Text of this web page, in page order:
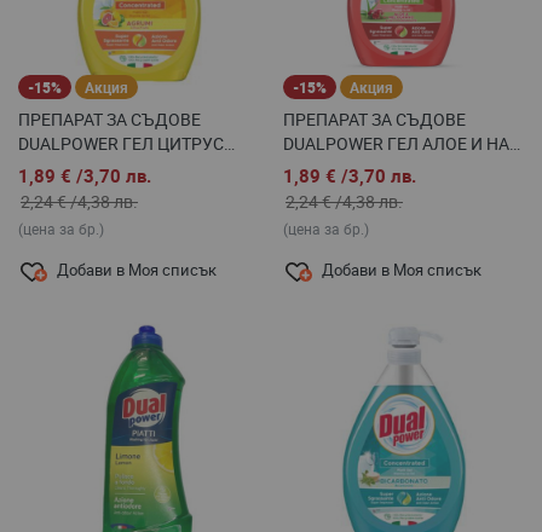
-15% Акция
ПРЕПАРАТ ЗА СЪДОВЕ
DUALPOWER ГЕЛ ЦИТРУС
КОНЦЕНТРАТ-ПОМПА, 1 Л
1,89 € /3,70 лв.
2,24 €/4,38 лв.
(цена за бр.)
Добави в Моя списък
-15% Акция
ПРЕПАРАТ ЗА СЪДОВЕ
DUALPOWER ГЕЛ АЛОЕ И НАР
КОНЦЕНТРАТ-ПОМПА, 1 Л
1,89 € /3,70 лв.
2,24 €/4,38 лв.
(цена за бр.)
Добави в Моя списък